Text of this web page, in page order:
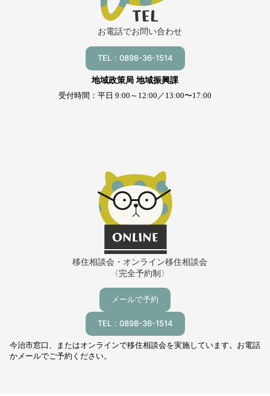
お電話でお問い合わせ
TEL：0898-36-1514
地域政策局 地域振興課
受付時間：平日 9:00～12:00／13:00〜17:00
移住相談会・オンライン移住相談会
〈完全予約制〉
メールで予約
TEL：0898-36-1514
今治市窓口、またはオンラインで移住相談会を実施しています。お電話
かメールでご予約ください。